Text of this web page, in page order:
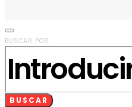
BUSCAR POR:
BUSCAR